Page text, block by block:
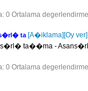
Ortalama
ta [A�iklama][Oy ver]
ta��ma -
Ortalama